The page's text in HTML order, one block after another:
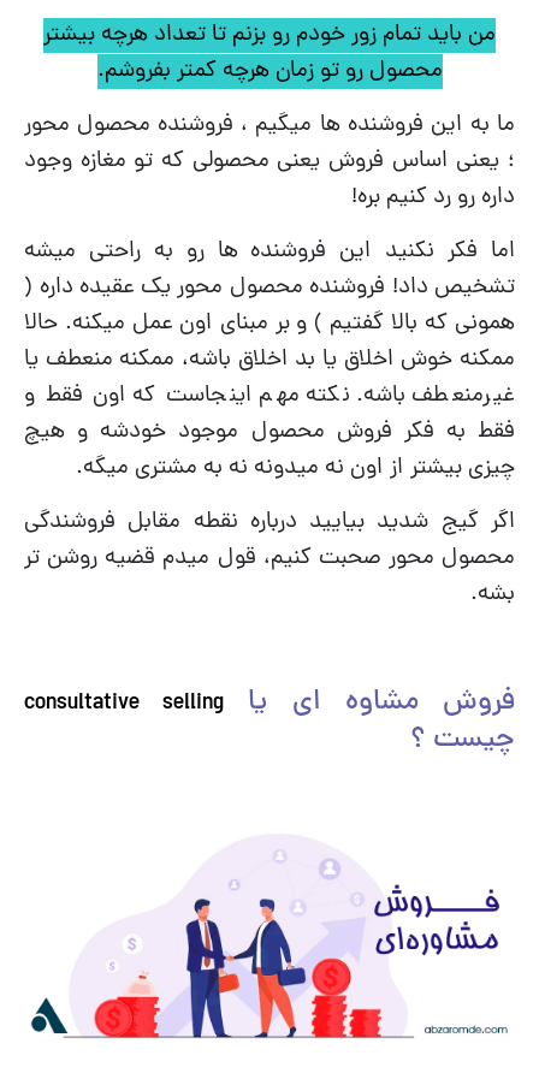
من باید تمام زور خودم رو بزنم تا تعداد هرچه بیشتر
محصول رو تو زمان هرچه کمتر بفروشم.
ما به این فروشنده ها میگیم ، فروشنده محصول محور
؛ یعنی اساس فروش یعنی محصولی که تو مغازه وجود
داره رو رد کنیم بره!
اما فکر نکنید این فروشنده ها رو به راحتی میشه
تشخیص داد! فروشنده محصول محور یک عقیده داره (
همونی که بالا گفتیم ) و بر مبنای اون عمل میکنه. حالا
ممکنه خوش اخلاق یا بد اخلاق باشه، ممکنه منعطف یا
غیرمنعطف باشه. نکته مهم اینجاست که اون فقط و
فقط به فکر فروش محصول موجود خودشه و هیچ
چیزی بیشتر از اون نه میدونه نه به مشتری میگه.
اگر گیج شدید بیایید درباره نقطه مقابل فروشندگی
محصول محور صحبت کنیم، قول میدم قضیه روشن تر
بشه.
فروش مشاوه ای یا consultative selling
چیست ؟